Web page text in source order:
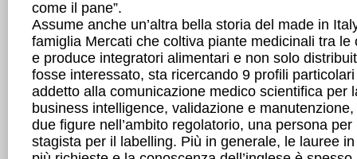
come il pane”.
Assume anche un’altra bella storia del made in
famiglia Mercati che coltiva piante medicinali tra le
e produce integratori alimentari e non solo
fosse interessato, sta ricercando 9 profili particolari
addetto alla comunicazione medico scientifica per
business intelligence, validazione e
due figure nell’ambito regolatorio, una persona per
stagista per il labelling. Più in generale, le lauree